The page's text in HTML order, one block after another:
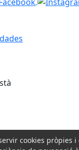
cookies pròpies